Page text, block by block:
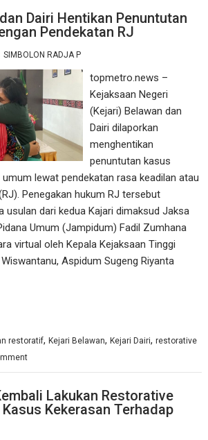
Dairi Hentikan Penuntutan
Pendekatan RJ
SIMBOLON RADJA P
topmetro.news –
Kejaksaan Negeri
(Kejari) Belawan dan
Dairi dilaporkan
menghentikan
penuntutan kasus
lewat pendekatan rasa keadilan atau
Penegakan hukum RJ tersebut
usulan dari kedua Kajari dimaksud Jaksa
Umum (Jampidum) Fadil Zumhana
virtual oleh Kepala Kejaksaan Tinggi
Aspidum Sugeng Riyanta
restoratif,Kejari Belawan,Kejari Dairi,restorative
Lakukan Restorative
Kekerasan Terhadap